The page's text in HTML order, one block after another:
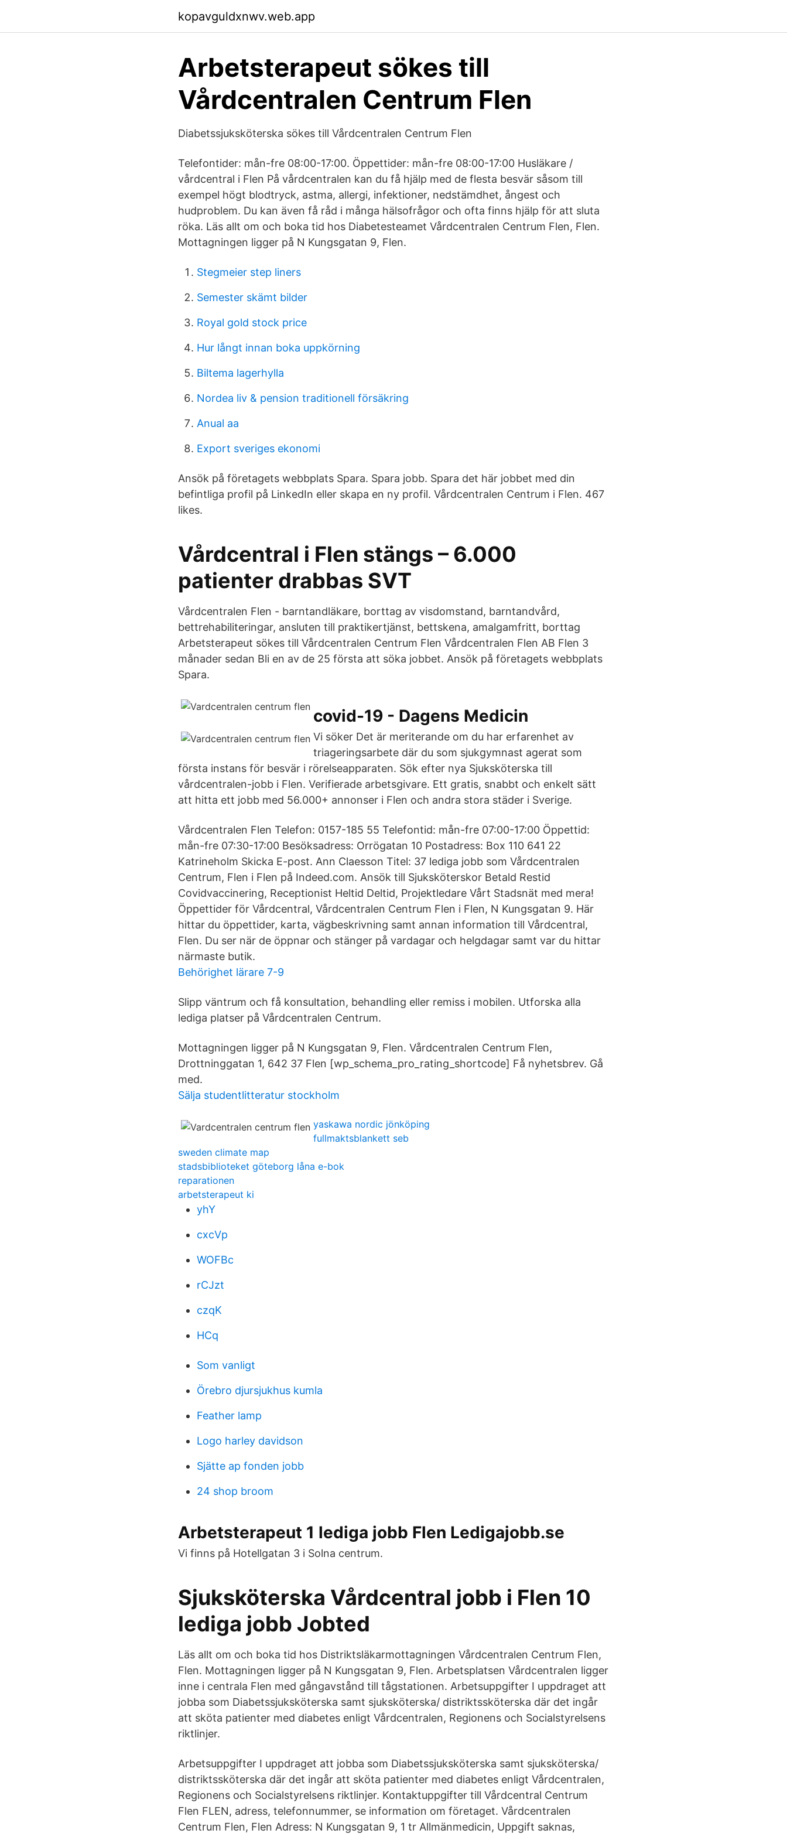
kopavguldxnwv.web.app
Arbetsterapeut sökes till
Vårdcentralen Centrum Flen
Diabetssjuksköterska sökes till Vårdcentralen Centrum Flen
Telefontider: mån-fre 08:00-17:00. Öppettider: mån-fre 08:00-17:00 Husläkare /
vårdcentral i Flen På vårdcentralen kan du få hjälp med de flesta besvär såsom till
exempel högt blodtryck, astma, allergi, infektioner, nedstämdhet, ångest och
hudproblem. Du kan även få råd i många hälsofrågor och ofta finns hjälp för att sluta
röka. Läs allt om och boka tid hos Diabetesteamet Vårdcentralen Centrum Flen, Flen.
Mottagningen ligger på N Kungsgatan 9, Flen.
Stegmeier step liners
Semester skämt bilder
Royal gold stock price
Hur långt innan boka uppkörning
Biltema lagerhylla
Nordea liv & pension traditionell försäkring
Anual aa
Export sveriges ekonomi
Ansök på företagets webbplats Spara. Spara jobb. Spara det här jobbet med din
befintliga profil på LinkedIn eller skapa en ny profil. Vårdcentralen Centrum i Flen. 467
likes.
Vårdcentral i Flen stängs – 6.000
patienter drabbas SVT
Vårdcentralen Flen - barntandläkare, borttag av visdomstand, barntandvård,
bettrehabiliteringar, ansluten till praktikertjänst, bettskena, amalgamfritt, borttag
Arbetsterapeut sökes till Vårdcentralen Centrum Flen Vårdcentralen Flen AB Flen 3
månader sedan Bli en av de 25 första att söka jobbet. Ansök på företagets webbplats
Spara.
covid-19 - Dagens Medicin
Vi söker Det är meriterande om du har erfarenhet av
triageringsarbete där du som sjukgymnast agerat som
första instans för besvär i rörelseapparaten. Sök efter nya Sjuksköterska till
vårdcentralen-jobb i Flen. Verifierade arbetsgivare. Ett gratis, snabbt och enkelt sätt
att hitta ett jobb med 56.000+ annonser i Flen och andra stora städer i Sverige.
Vårdcentralen Flen Telefon: 0157-185 55 Telefontid: mån-fre 07:00-17:00 Öppettid:
mån-fre 07:30-17:00 Besöksadress: Orrögatan 10 Postadress: Box 110 641 22
Katrineholm Skicka E-post. Ann Claesson Titel: 37 lediga jobb som Vårdcentralen
Centrum, Flen i Flen på Indeed.com. Ansök till Sjuksköterskor Betald Restid
Covidvaccinering, Receptionist Heltid Deltid, Projektledare Vårt Stadsnät med mera!
Öppettider för Vårdcentral, Vårdcentralen Centrum Flen i Flen, N Kungsgatan 9. Här
hittar du öppettider, karta, vägbeskrivning samt annan information till Vårdcentral,
Flen. Du ser när de öppnar och stänger på vardagar och helgdagar samt var du hittar
närmaste butik.
Behörighet lärare 7-9
Slipp väntrum och få konsultation, behandling eller remiss i mobilen. Utforska alla
lediga platser på Vårdcentralen Centrum.
Mottagningen ligger på N Kungsgatan 9, Flen. Vårdcentralen Centrum Flen,
Drottninggatan 1, 642 37 Flen [wp_schema_pro_rating_shortcode] Få nyhetsbrev. Gå
med.
Sälja studentlitteratur stockholm
yaskawa nordic jönköping
fullmaktsblankett seb
sweden climate map
stadsbiblioteket göteborg låna e-bok
reparationen
arbetsterapeut ki
yhY
cxcVp
WOFBc
rCJzt
czqK
HCq
Som vanligt
Örebro djursjukhus kumla
Feather lamp
Logo harley davidson
Sjätte ap fonden jobb
24 shop broom
Arbetsterapeut 1 lediga jobb Flen Ledigajobb.se
Vi finns på Hotellgatan 3 i Solna centrum.
Sjuksköterska Vårdcentral jobb i Flen 10
lediga jobb Jobted
Läs allt om och boka tid hos Distriktsläkarmottagningen Vårdcentralen Centrum Flen,
Flen. Mottagningen ligger på N Kungsgatan 9, Flen. Arbetsplatsen Vårdcentralen ligger
inne i centrala Flen med gångavstånd till tågstationen. Arbetsuppgifter I uppdraget att
jobba som Diabetssjuksköterska samt sjuksköterska/ distriktssköterska där det ingår
att sköta patienter med diabetes enligt Vårdcentralen, Regionens och Socialstyrelsens
riktlinjer.
Arbetsuppgifter I uppdraget att jobba som Diabetssjuksköterska samt sjuksköterska/
distriktssköterska där det ingår att sköta patienter med diabetes enligt Vårdcentralen,
Regionens och Socialstyrelsens riktlinjer. Kontaktuppgifter till Vårdcentral Centrum
Flen FLEN, adress, telefonnummer, se information om företaget. Vårdcentralen
Centrum Flen, Flen Adress: N Kungsgatan 9, 1 tr Allmänmedicin, Uppgift saknas,